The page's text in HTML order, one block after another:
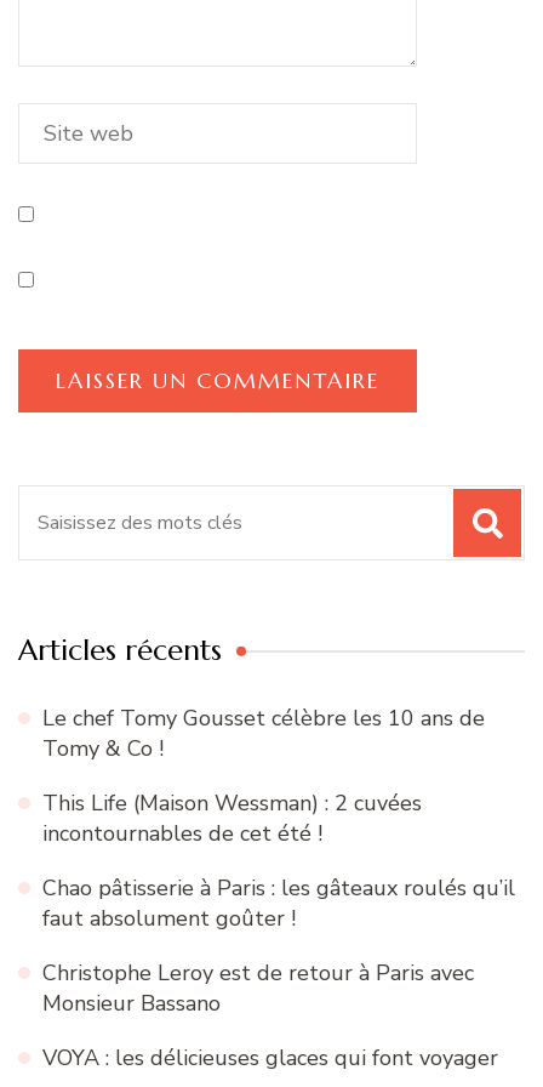
Articles récents
Le chef Tomy Gousset célèbre les 10 ans de
Tomy & Co !
This Life (Maison Wessman) : 2 cuvées
incontournables de cet été !
Chao pâtisserie à Paris : les gâteaux roulés qu’il
faut absolument goûter !
Christophe Leroy est de retour à Paris avec
Monsieur Bassano
VOYA : les délicieuses glaces qui font voyager